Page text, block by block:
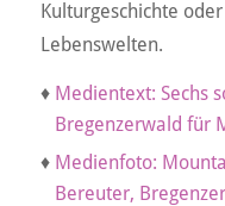
Kulturgeschichte
Lebenswelten.
♦ Medientext: Sechs
Bregenzerwald für
♦ Medienfoto:
Bereuter,